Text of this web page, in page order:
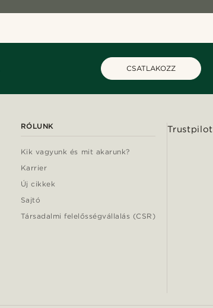
CSATLAKOZZ
RÓLUNK
Kik vagyunk és mit akarunk?
Karrier
Új cikkek
Sajtó
Társadalmi felelősségvállalás (CSR)
Trustpilot